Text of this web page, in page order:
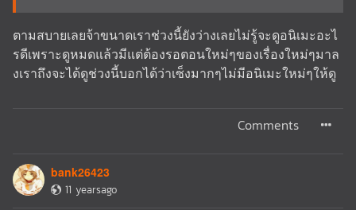
ตามสบายเลยจ้าขนาดเราช่วงนี้ยังว่างเลยไม่รู้จะดูอนิเมะอะไ
รดีเพราะดูหมดแล้วมีแต่ต้องรอตอนใหม่ๆของเรื่องใหม่ๆมาล
งเราถึงจะได้ดูช่วงนี้บอกได้ว่าเซ็งมากๆไม่มีอนิเมะใหม่ๆให้ดู
Comments
bank26423
11 yearsago